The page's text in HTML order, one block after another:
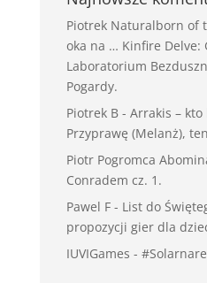
Piotrek Naturalborn of
oka na … Kinfire Delve:
Laboratorium
Pogardy.
Piotrek B- Arrakis –
Przyprawę (Melanż),
Piotr Pogromca
Conradem cz. 1.
Pawel F- List do
propozycji gier dla
IUVIGames -